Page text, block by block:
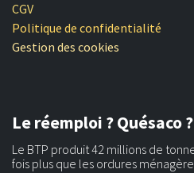
CGV
Politique de confidentialité
Gestion des cookies
Le réemploi ? Quésaco ?
Le BTP produit 42 millions de
fois plus que les ordures